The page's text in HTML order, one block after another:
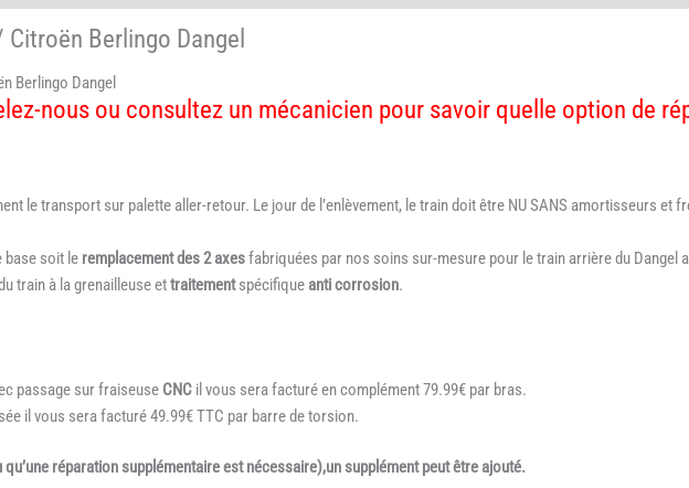
DANGEL
Berlingo Dangel
Berlingo Dangel
nous ou consultez un mécanicien pour savoir quelle option de
le transport sur palette aller-retour. Le jour de l’enlèvement, le train doit être NU SANS amortisseurs et
base soit le remplacement des 2 axesfabriquées par nos soins sur-mesure pour le train arrière du Dangel
train à la grenailleuse ettraitementspécifique anti corrosion.
passage sur fraiseuse CNC il vous sera facturé en complément 79.99€ par bras.
il vous sera facturé 49.99€ TTC par barre de torsion.
réparation supplémentaire est nécessaire),un supplément peut être ajouté.